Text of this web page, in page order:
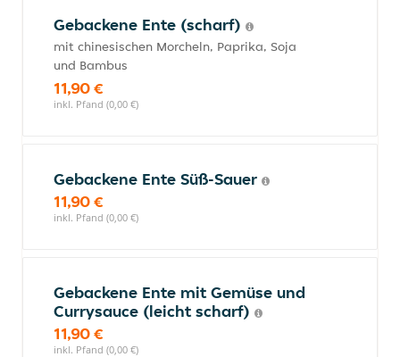
Gebackene Ente (scharf)
mit chinesischen Morcheln, Paprika, Soja
und Bambus
11,90 €
inkl. Pfand (0,00 €)
Gebackene Ente Süß-Sauer
11,90 €
inkl. Pfand (0,00 €)
Gebackene Ente mit Gemüse und
Currysauce (leicht scharf)
11,90 €
inkl. Pfand (0,00 €)